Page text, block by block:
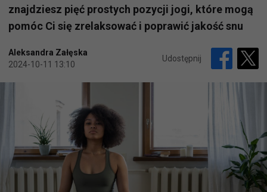
znajdziesz pięć prostych pozycji jogi, które mogą
pomóc Ci się zrelaksować i poprawić jakość snu
Aleksandra Załęska
2024-10-11 13:10
Udostępnij